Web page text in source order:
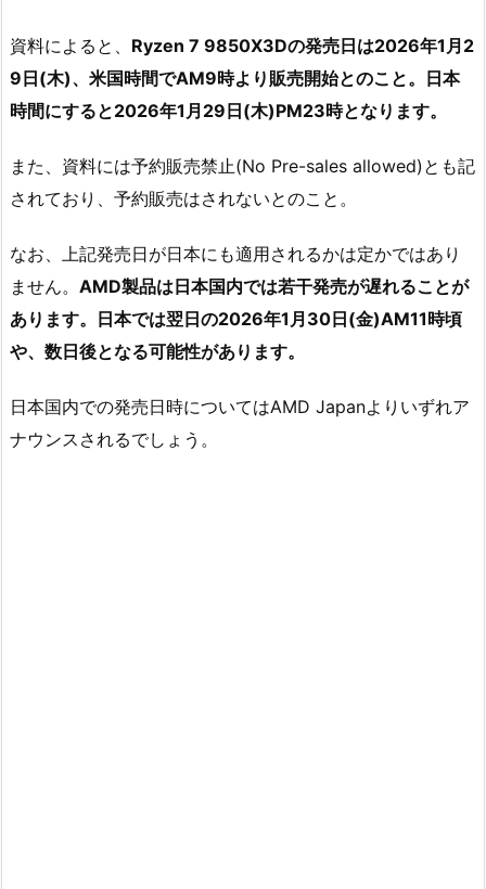
資料によると、 Ryzen 7 9850X3Dの発売日は2026年1月2
9日(木)、米国時間でAM9時より販売開始とのこと。日本
時間にすると2026年1月29日(木)PM23時となります。
また、資料には予約販売禁止(No Pre-sales allowed)とも記
されており、予約販売はされないとのこと。
なお、上記発売日が日本にも適用されるかは定かではあり
ません。 AMD製品は日本国内では若干発売が遅れることが
あります。日本では翌日の2026年1月30日(金)AM11時頃
や、数日後となる可能性があります。
日本国内での発売日時についてはAMD Japanよりいずれア
ナウンスされるでしょう。